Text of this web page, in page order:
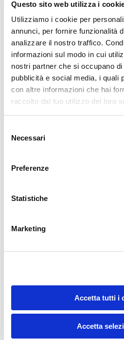
Questo sito web utilizza i
Utilizziamo i cookie per
annunci, per fornire funzionalità
analizzare il nostro traffico.
informazioni sul modo in cui
nostri partner che si occupano
pubblicità e social media, i quali
con altre informazioni che hai
raccolto dal tuo utilizzo dei loro
delNecessari
Preferenze
Statistiche
Marketing
Accetta tutti i
Accetta
ALLENATI CON ME!
LEGGI I MIEI ARTICOLI
35workout
Allenamento(1.800)
Allenamento Braccia(9)
Allenamento con il TRX(36)
Allenamento funzionale(6)